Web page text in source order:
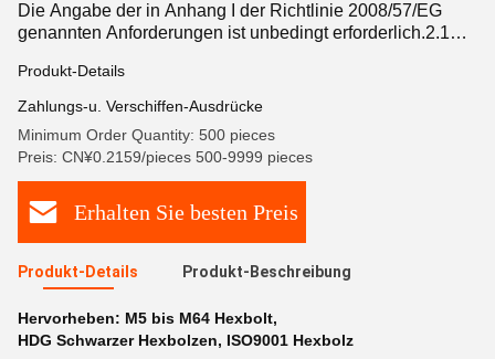
Die Angabe der in Anhang I der Richtlinie 2008/57/EG
genannten Anforderungen ist unbedingt erforderlich.2.1
schwarz UNC-Draht Typ ISO9001 2008/TS16949
zertifiziert
Produkt-Details
Zahlungs-u. Verschiffen-Ausdrücke
Minimum Order Quantity: 500 pieces
Preis: CN¥0.2159/pieces 500-9999 pieces
Erhalten Sie besten Preis
Produkt-Details Produkt-Beschreibung
Hervorheben: M5 bis M64 Hexbolt,
HDG Schwarzer Hexbolzen, ISO9001 Hexbolz